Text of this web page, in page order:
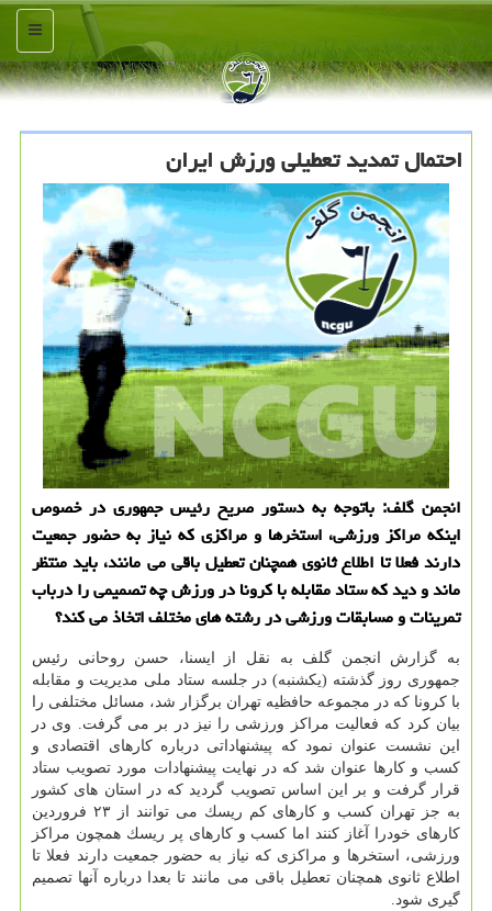
منو
احتمال تمدید تعطیلی ورزش ایران
انجمن گلف: باتوجه به دستور صریح رئیس جمهوری در خصوص
اینكه مراكز ورزشی، استخرها و مراكزی كه نیاز به حضور جمعیت
دارند فعلا تا اطلاع ثانوی همچنان تعطیل باقی می مانند، باید منتظر
ماند و دید كه ستاد مقابله با كرونا در ورزش چه تصمیمی را درباب
تمرینات و مسابقات ورزشی در رشته های مختلف اتخاذ می كند؟
به گزارش انجمن گلف به نقل از ایسنا، حسن روحانی رئیس
جمهوری روز گذشته (یكشنبه) در جلسه ستاد ملی مدیریت و مقابله
با كرونا كه در مجموعه حافظیه تهران برگزار شد، مسائل مختلفی را
بیان كرد كه فعالیت مراكز ورزشی را نیز در بر می گرفت. وی در
این نشست عنوان نمود كه پیشنهاداتی درباره كارهای اقتصادی و
كسب و كارها عنوان شد كه در نهایت پیشنهادات مورد تصویب ستاد
قرار گرفت و بر این اساس تصویب گردید كه در استان های كشور
به جز تهران كسب و كارهای كم ریسك می توانند از ۲۳ فروردین
كارهای خودرا آغاز كنند اما كسب و كارهای پر ریسك همچون مراكز
ورزشی، استخرها و مراكزی كه نیاز به حضور جمعیت دارند فعلا تا
اطلاع ثانوی همچنان تعطیل باقی می مانند تا بعدا درباره آنها تصمیم
گیری شود.